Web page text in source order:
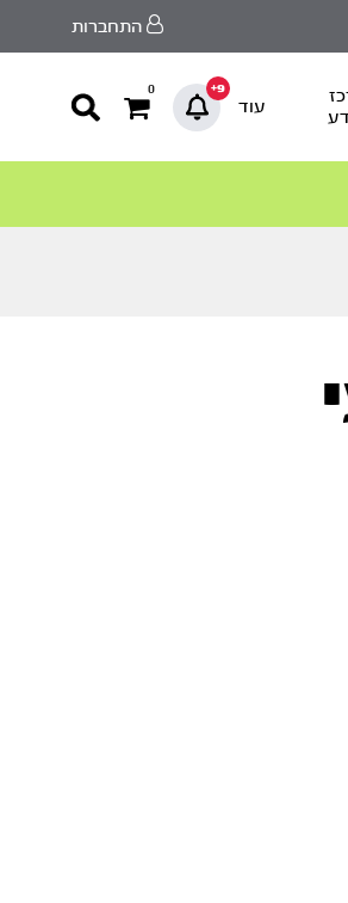
התחברות
עוד
9+
0